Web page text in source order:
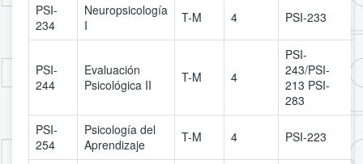
PSI-
234
Neuropsicología
I
T-M 4 PSI-233
PSI-
244
Evaluación
Psicológica II
T-M 4
PSI-
243/PSI-
213 PSI-
283
PSI-
254
Psicología del
Aprendizaje
T-M 4 PSI-223